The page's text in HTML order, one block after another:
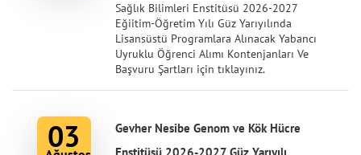
Sağlık Bilimleri Enstitüsü 2026-2027
Eğiitim-Öğretim Yılı Güz Yarıyılında
Lisansüstü Programlara Alınacak Yabancı
Uyruklu Öğrenci Alımı Kontenjanları Ve
Başvuru Şartları için tıklayınız.
03
Gevher Nesibe Genom ve Kök Hücre